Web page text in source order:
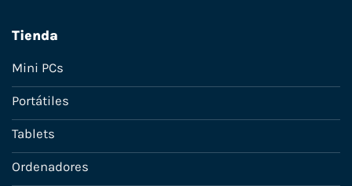
Tienda
Mini PCs
Portátiles
Tablets
Ordenadores